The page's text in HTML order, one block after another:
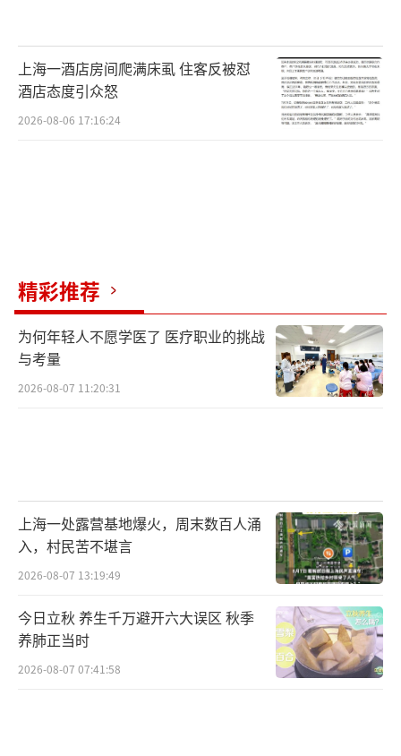
上海一酒店房间爬满床虱 住客反被怼
酒店态度引众怒
2026-08-06 17:16:24
精彩推荐
为何年轻人不愿学医了 医疗职业的挑战
与考量
2026-08-07 11:20:31
上海一处露营基地爆火，周末数百人涌
入，村民苦不堪言
2026-08-07 13:19:49
今日立秋 养生千万避开六大误区 秋季
养肺正当时
2026-08-07 07:41:58